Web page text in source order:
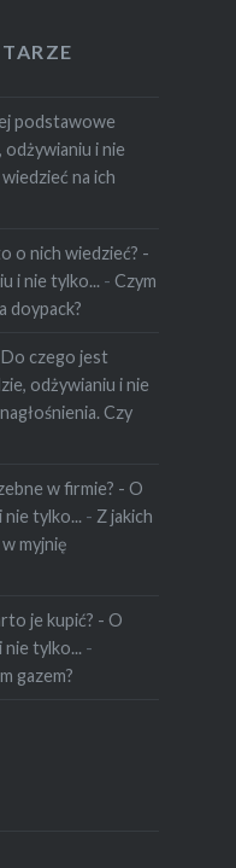
podstawowe
i nie
na ich
o nich wiedzieć? -
i nie tylko... - Czym
doypack?
Do czego jest
odżywianiu i nie
Czy
w firmie? - O
tylko... - Z jakich
myjnię
je kupić? - O
tylko... -
gazem?